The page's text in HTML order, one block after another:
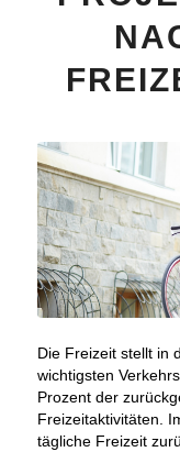
Die Freizeit stellt in
wichtigsten
Prozent der
Freizeitaktivitäten.
tägliche Freizeit